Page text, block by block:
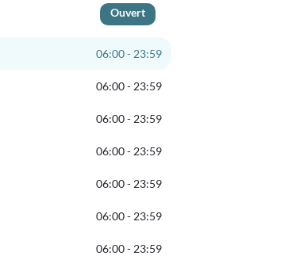
Ouvert
06:00 - 23:59
06:00 - 23:59
06:00 - 23:59
06:00 - 23:59
06:00 - 23:59
06:00 - 23:59
06:00 - 23:59